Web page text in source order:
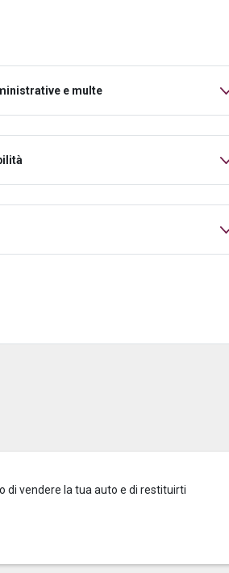
e multe
di vendere la tua auto e di restituirti